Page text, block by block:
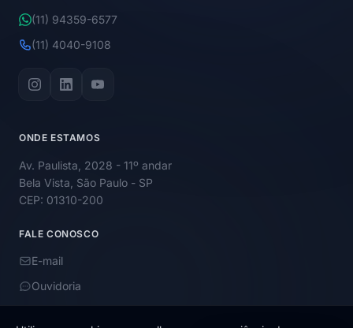
(11) 94359-6577
(11) 4040-9108
ONDE ESTAMOS
Av. Paulista, 2028 - 11º andar
Bela Vista, São Paulo - SP
CEP: 01310-200
FALE CONOSCO
E-mail
Ouvidoria